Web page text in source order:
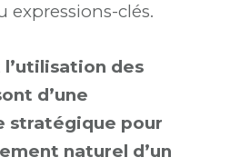
expressions-clés.
des
d’une
stratégique pour
naturel d’un